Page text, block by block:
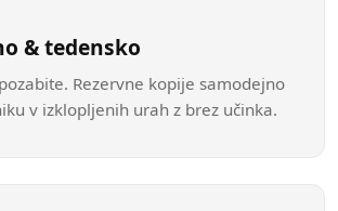
& tedensko
Rezervne kopije samodejno
v izklopljenih urah z brez učinka.